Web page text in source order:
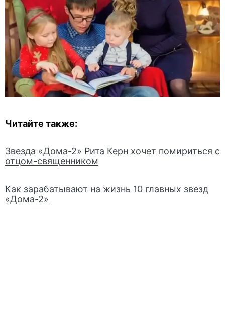
Читайте также:
Звезда «Дома-2» Рита Керн хочет помириться с
отцом-священником
Как зарабатывают на жизнь 10 главных звезд
«Дома-2»